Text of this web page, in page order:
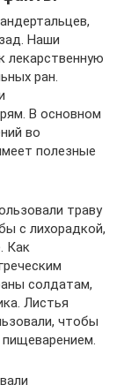
Наши
лекарственную
ран.
В основном
во
полезные
траву
с лихорадкой,
Как
солдатам,
Листья
чтобы